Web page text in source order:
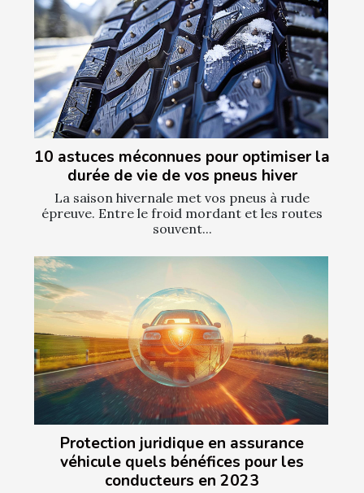
10 astuces méconnues pour optimiser la
durée de vie de vos pneus hiver
La saison hivernale met vos pneus à rude
épreuve. Entre le froid mordant et les routes
souvent...
Protection juridique en assurance
véhicule quels bénéfices pour les
conducteurs en 2023